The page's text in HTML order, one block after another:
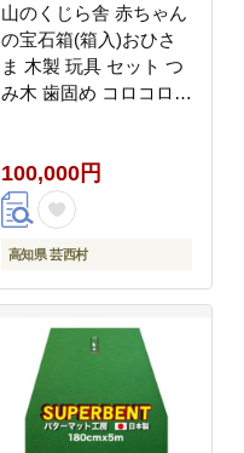
山のくじら舎 赤ちゃん
の宝石箱(箱入)おひさ
ま 木製 玩具 セット つ
み木 歯固め コロコロ
出産祝い 誕生日祝い の
し 熨斗対応 高知県産
100,000円
高知県 芸西村